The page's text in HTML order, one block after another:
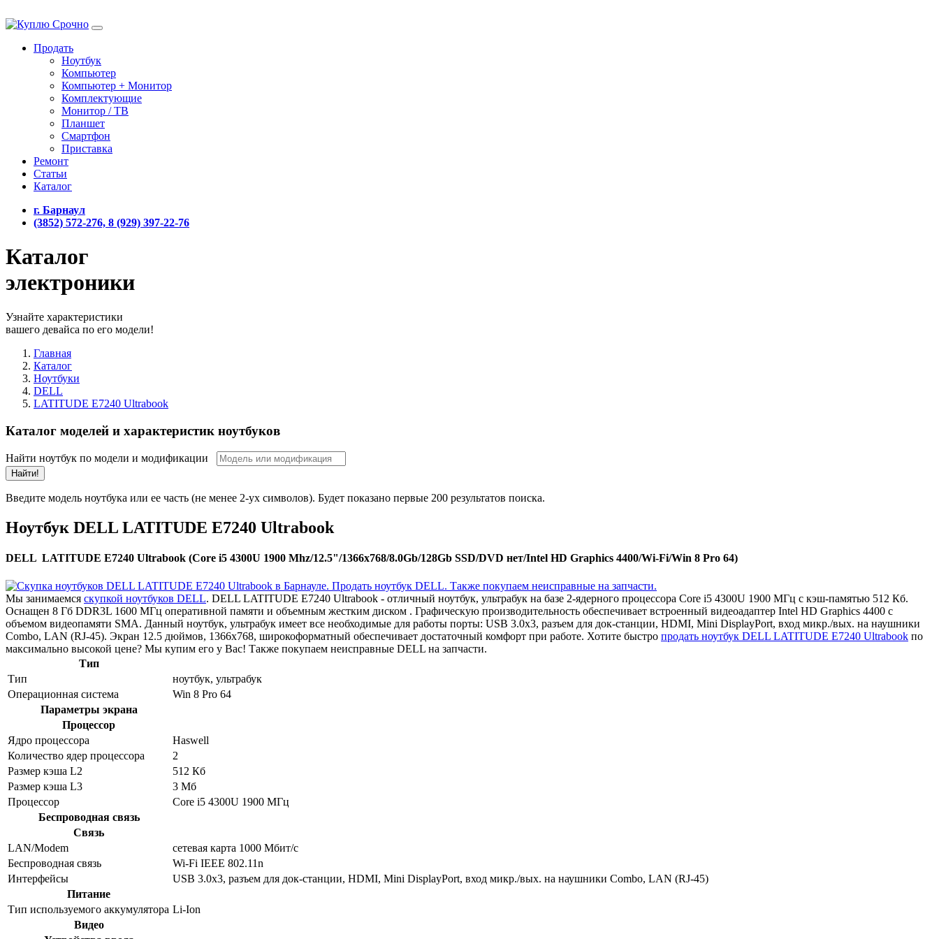
Продать
Ноутбук
Компьютер
Компьютер + Монитор
Комплектующие
Монитор / ТВ
Планшет
Смартфон
Приставка
Ремонт
Статьи
Каталог
г. Барнаул
(3852) 572-276, 8 (929) 397-22-76
Каталог
электроники
Узнайте характеристики
вашего девайса по его модели!
Главная
Каталог
Ноутбуки
DELL
LATITUDE E7240 Ultrabook
Каталог моделей и характеристик ноутбуков
Найти ноутбук по модели и модификации
Найти!
Введите модель ноутбука или ее часть (не менее 2-ух символов). Будет показано первые 200 результатов поиска.
Ноутбук DELL LATITUDE E7240 Ultrabook
DELL LATITUDE E7240 Ultrabook (Core i5 4300U 1900 Mhz/12.5"/1366x768/8.0Gb/128Gb SSD/DVD нет/Intel HD Graphics 4400/Wi-Fi/Win 8 Pro 64)
Мы занимаемся скупкой ноутбуков DELL. DELL LATITUDE E7240 Ultrabook - отличный ноутбук, ультрабук на базе 2-ядерного процессора Core i5 4300U 1900 МГц с кэш-памятью 512 Кб.
Оснащен 8 Гб DDR3L 1600 МГц оперативной памяти и объемным жестким диском . Графическую производительность обеспечивает встроенный видеоадаптер Intel HD Graphics 4400 с
объемом видеопамяти SMA. Данный ноутбук, ультрабук имеет все необходимые для работы порты: USB 3.0x3, разъем для док-станции, HDMI, Mini DisplayPort, вход микр./вых. на наушники
Combo, LAN (RJ-45). Экран 12.5 дюймов, 1366x768, широкоформатный обеспечивает достаточный комфорт при работе. Хотите быстро продать ноутбук DELL LATITUDE E7240 Ultrabook по
максимально высокой цене? Мы купим его у Вас! Также покупаем неисправные DELL на запчасти.
Тип
Тип
ноутбук, ультрабук
Операционная система
Win 8 Pro 64
Параметры экрана
Процессор
Ядро процессора
Haswell
Количество ядер процессора
2
Размер кэша L2
512 Кб
Размер кэша L3
3 Мб
Процессор
Core i5 4300U 1900 МГц
Беспроводная связь
Связь
LAN/Modem
сетевая карта 1000 Мбит/c
Беспроводная связь
Wi-Fi IEEE 802.11n
Интерфейсы
USB 3.0x3, разъем для док-станции, HDMI, Mini DisplayPort, вход микр./вых. на наушники Combo, LAN (RJ-45)
Питание
Тип используемого аккумулятора Li-Ion
Видео